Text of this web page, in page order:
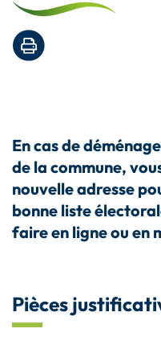
Imprimer la page
En cas de
de la commune,
nouvelle adresse
bonne liste
faire en ligne ou en
Pièces